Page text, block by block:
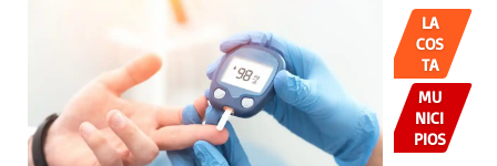
LA
COS
TA
MU
NICI
PIOS